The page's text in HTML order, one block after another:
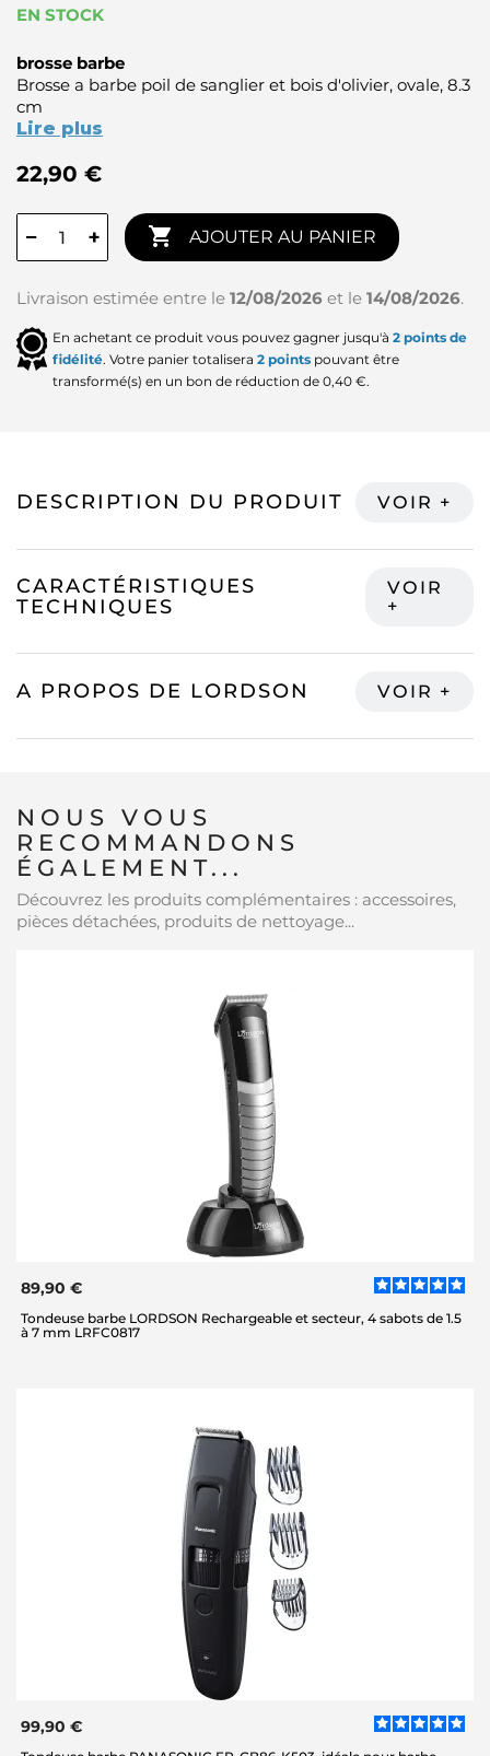
EN STOCK
brosse barbe
Brosse a barbe poil de sanglier et bois d'olivier, ovale, 8.3
cm
Lire plus
22,90 €
− +  AJOUTER AU PANIER
Livraison estimée entre le 12/08/2026 et le 14/08/2026.
En achetant ce produit vous pouvez gagner jusqu'à 2 points de
fidélité. Votre panier totalisera 2 points pouvant être
transformé(s) en un bon de réduction de 0,40 €.
DESCRIPTION DU PRODUIT
CARACTÉRISTIQUES
TECHNIQUES
A PROPOS DE LORDSON
NOUS VOUS
RECOMMANDONS
ÉGALEMENT...
Découvrez les produits complémentaires : accessoires,
pièces détachées, produits de nettoyage...
89,90 €
Tondeuse barbe LORDSON Rechargeable et secteur, 4 sabots de 1.5
à 7 mm LRFC0817
99,90 €